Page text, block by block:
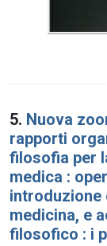
5. Nuova
rapporti
filosofia per
medica :
introduzione
medicina, e
filosofico : i